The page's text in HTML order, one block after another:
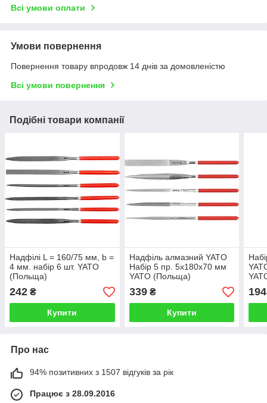
Всі умови оплати
Умови повернення
Повернення товару впродовж 14 днів за домовленістю
Всі умови повернення
Подібні товари компанії
Надфілі L = 160/75 мм, b =
4 мм. набір 6 шт. YATO
(Польща)
242 ₴
Купити
Надфіль алмазний YATO
Набір 5 пр. 5х180х70 мм
YATO (Польща)
339₴
Купити
194
Про нас
94% позитивних з 1507 відгуків за рік
Працює з 28.09.2016